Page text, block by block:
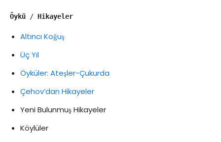
Öykü / Hikayeler
Altıncı Koğuş
Üç Yıl
Öyküler: Ateşler-Çukurda
Çehov’dan Hikayeler
Yeni Bulunmuş Hikayeler
Köylüler